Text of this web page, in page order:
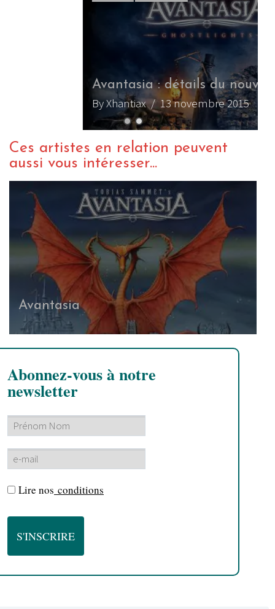
Avantasia : détails du nouvel album
/ 13 novembre 2015
Ces artistes en relation peuvent
aussi vous intéresser...
Avantasia
Abonnez-vous à notre
newsletter
Lire nos conditions